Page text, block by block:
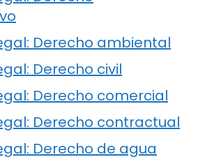
Derecho ambiental
Derecho civil
Derecho comercial
Derecho contractual
Derecho de agua